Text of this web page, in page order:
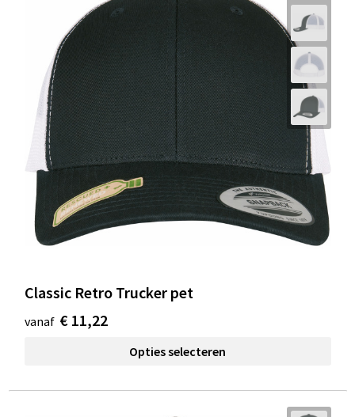
Classic Retro Trucker pet
vanaf € 11,22
Opties selecteren